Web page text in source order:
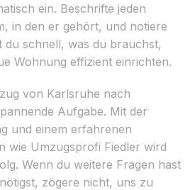
ein. Beschrifte jeden
in den er gehört, und notiere
du schnell, was du brauchst,
Wohnung effizient einrichten.
von Karlsruhe nach
Aufgabe. Mit der
und einem erfahrenen
wie Umzugsprofi Fiedler wird
Wenn du weitere Fragen hast
zögere nicht, uns zu